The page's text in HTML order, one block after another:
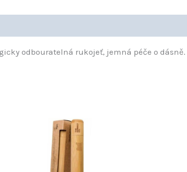
odbouratelná rukojeť, jemná péče o dásně.